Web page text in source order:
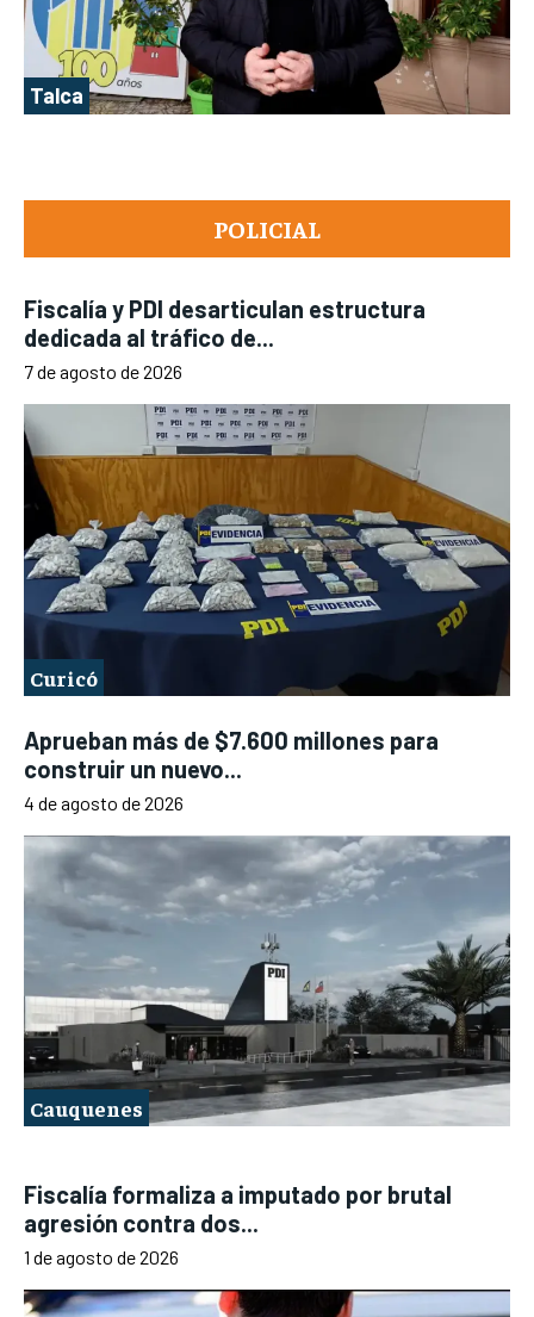
POLICIAL
Fiscalía y PDI desarticulan estructura
dedicada al tráfico de...
7 de agosto de 2026
Curicó
Aprueban más de $7.600 millones para
construir un nuevo...
4 de agosto de 2026
Cauquenes
Fiscalía formaliza a imputado por brutal
agresión contra dos...
1 de agosto de 2026
Talca